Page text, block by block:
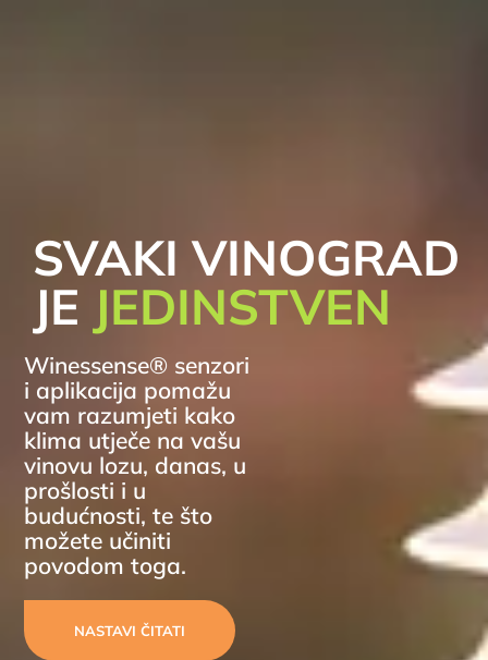
SVAKI VINOGRAD
JE JEDINSTVEN
Winessense® senzori
i aplikacija pomažu
vam razumjeti kako
klima utječe na vašu
vinovu lozu, danas, u
prošlosti i u
budućnosti, te što
možete učiniti
povodom toga.
NASTAVI ČITATI